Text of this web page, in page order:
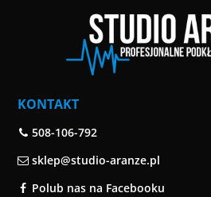
KONTAKT
508-106-792
sklep@studio-aranze.pl
Polub nas na Facebooku